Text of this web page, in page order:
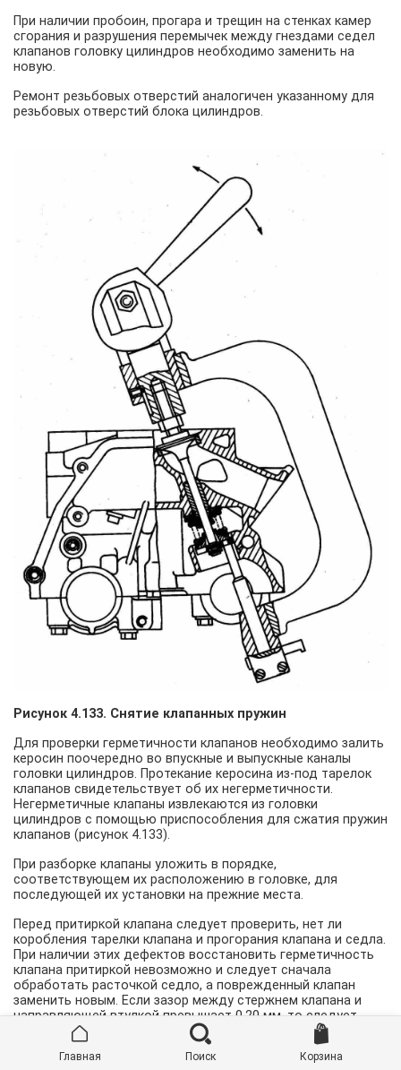
При наличии пробоин, прогара и трещин на стенках камер
сгорания и разрушения перемычек между гнездами седел
клапанов головку цилиндров необходимо заменить на
новую.
Ремонт резьбовых отверстий аналогичен указанному для
резьбовых отверстий блока цилиндров.
Рисунок 4.133. Снятие клапанных пружин
Для проверки герметичности клапанов необходимо залить
керосин поочередно во впускные и выпускные каналы
головки цилиндров. Протекание керосина из-под тарелок
клапанов свидетельствует об их негерметичности.
Негерметичные клапаны извлекаются из головки
цилиндров с помощью приспособления для сжатия пружин
клапанов (рисунок 4.133).
При разборке клапаны уложить в порядке,
соответствующем их расположению в головке, для
последующей их установки на прежние места.
Перед притиркой клапана следует проверить, нет ли
коробления тарелки клапана и прогорания клапана и седла.
При наличии этих дефектов восстановить герметичность
клапана притиркой невозможно и следует сначала
обработать расточкой седло, а поврежденный клапан
заменить новым. Если зазор между стержнем клапана и
направляющей втулкой превышает 0,20 мм, то следует
клапан и втулку заменить новыми.
Для запасных частей клапаны выпускаются номинального
Главная Поиск Корзина